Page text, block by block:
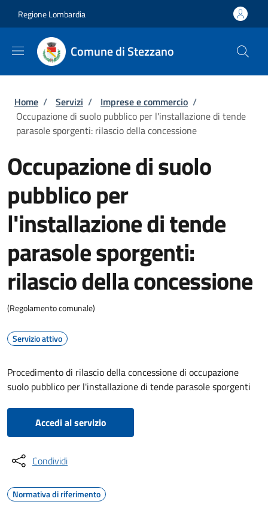
Regione Lombardia
Comune di Stezzano
Briciole di pane
Home / Servizi / Imprese e commercio /
Occupazione di suolo pubblico per l'installazione di tende
parasole sporgenti: rilascio della concessione
Occupazione di suolo
pubblico per
l'installazione di tende
parasole sporgenti:
rilascio della concessione
(Regolamento comunale)
Servizio attivo
Procedimento di rilascio della concessione di occupazione
suolo pubblico per l'installazione di tende parasole sporgenti
Accedi al servizio
Condividi
Normativa di riferimento